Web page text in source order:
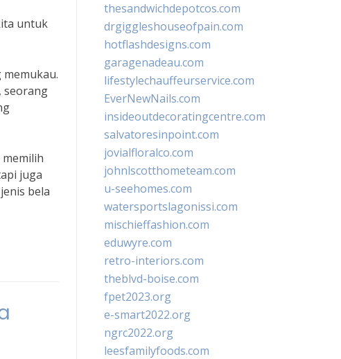
untuk
seorang
juga
bela
thesandwichdepotcos.com
drgiggleshouseofpain.com
hotflashdesigns.com
garagenadeau.com
lifestylechauffeurservice.com
EverNewNails.com
insideoutdecoratingcentre.com
salvatoresinpoint.com
jovialfloralco.com
johnlscotthometeam.com
u-seehomes.com
watersportslagonissi.com
mischieffashion.com
eduwyre.com
retro-interiors.com
theblvd-boise.com
fpet2023.org
e-smart2022.org
ngrc2022.org
leesfamilyfoods.com